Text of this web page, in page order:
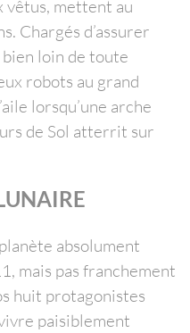
vêtus, mettent au
Chargés d’assurer
bien loin de toute
robots au grand
lorsqu’une arche
de Sol atterrit sur
absolument
mais pas franchement
huit protagonistes
paisiblement